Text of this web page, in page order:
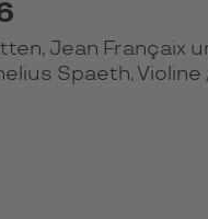
Jean Françaix
Spaeth,